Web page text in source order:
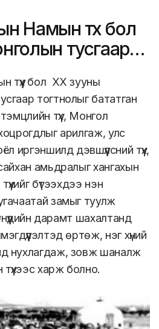
Намын түүх бол
тусгаар
түүх бол ХХ зууны
тогтнолыг бататган
түүх, Монгол
арилгаж, улс
иргэншилд дэвшүүлсний түүх,
амьдралыг хангахын
бүтээхдээ нэн
замыг туулж
дарамт шахалтанд
өртөж, нэг хүний
нухлагдаж, зовж шаналж
харж болно.